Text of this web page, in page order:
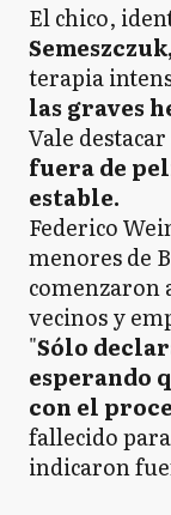
El chico,
terapia
las graves
Vale
fuera de
estable.
Federico
menores de
comenzaron
vecinos y
"Sólo
esperando
con el
fallecido
indicaron